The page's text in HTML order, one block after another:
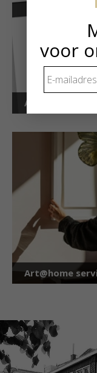
Art Alert!
Art@home
voor
mailadres